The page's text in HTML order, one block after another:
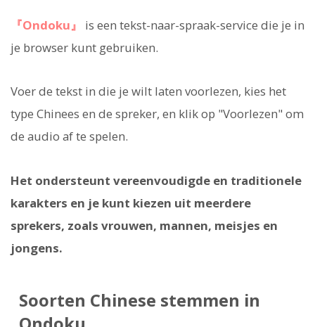
『Ondoku』
is een tekst-naar-spraak-service die je in
je browser kunt gebruiken.
Voer de tekst in die je wilt laten voorlezen, kies het
type Chinees en de spreker, en klik op "Voorlezen" om
de audio af te spelen.
Het ondersteunt vereenvoudigde en traditionele
karakters en je kunt kiezen uit meerdere
sprekers, zoals vrouwen, mannen, meisjes en
jongens.
Soorten Chinese stemmen in